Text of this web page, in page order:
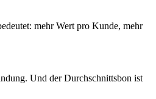
mehr Wert pro Kunde, mehr
Und der Durchschnittsbon ist